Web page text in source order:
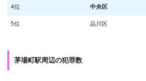
4位 中央区
5位 品川区
茅場町駅周辺の犯罪数